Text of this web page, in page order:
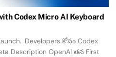
Codex Micro AI Keyboard
Developers కోసం Codex
Description OpenAI తన First